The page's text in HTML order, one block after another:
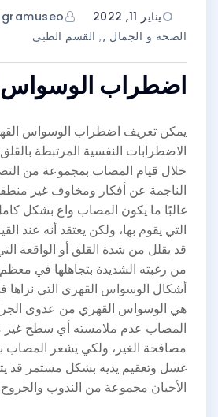
يناير 11, 2022
الصحة و الجمال , القسم الطبى
اضطراب الوسواس
يمكن تعريف اضطراب الوسواس
الاضطرابات النفسية المرتبطة
خلال قيام المصاب بمجموعة من
الناجمة عن أفكار ومخاوف غير
غالبًا ما يكون المصاب واع بشكل
التي يقوم بها، ولكن يعتقد أنه عند
قد يقلل من شدة القلق أو الواقعة
من رغبته الشديدة بتجاهلها في معظم
أشكال الوسواس القهري التي نراها
هي الوسواس القهري من عدوى
المصاب عدم ملامسته أي سطح غير
مصافحة الغير، ولكي يشعر المصاب
غسل وتعقيم يديه بشكل مستمر قد
الأحيان مجموعة من الندوب